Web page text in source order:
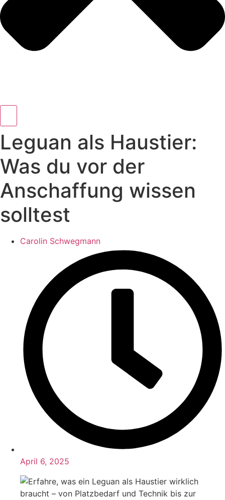
Leguan als Haustier:
Was du vor der
Anschaffung wissen
solltest
Carolin Schwegmann
April 6, 2025